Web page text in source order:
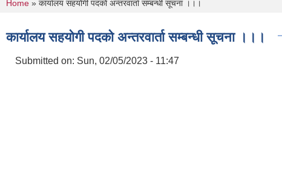
You are here
Home » कार्यालय सहयोगी पदको अन्तरवार्ता सम्बन्धी सूचना ।।।
कार्यालय सहयोगी पदको अन्तरवार्ता सम्बन्धी सूचना ।।।
Submitted on: Sun, 02/05/2023 - 11:47